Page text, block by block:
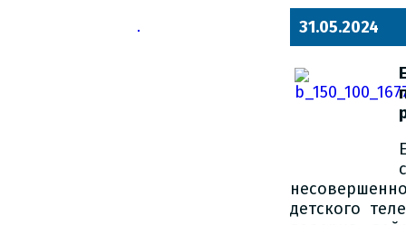
31.05.2024
детского